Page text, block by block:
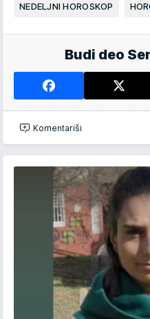
NEDELJNI HOROSKOP
Budi deo
Komentariši